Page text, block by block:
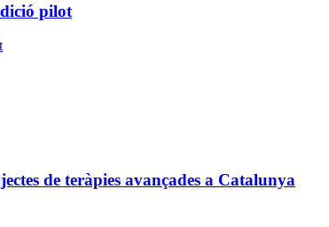
pilot
de teràpies avançades a Catalunya